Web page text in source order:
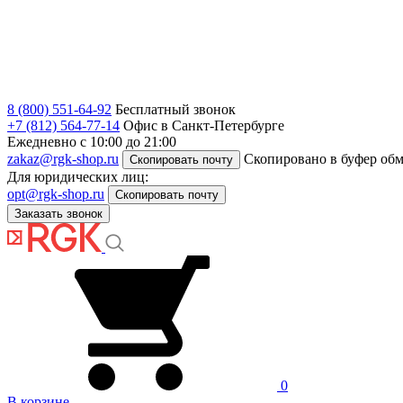
8 (800) 551-64-92 Бесплатный звонок
+7 (812) 564-77-14 Офис в Санкт-Петербурге
Ежедневно с 10:00 до 21:00
zakaz@rgk-shop.ru
Скопировать почту
Скопировано в буфер
Для юридических лиц:
opt@rgk-shop.ru
Скопировать почту
Заказать звонок
0